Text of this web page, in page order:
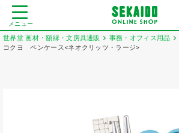
メニュー
世界堂 画材・額縁・文房具通販 事務・オフィス用品
コクヨ ペンケース<ネオクリッツ・ラージ>